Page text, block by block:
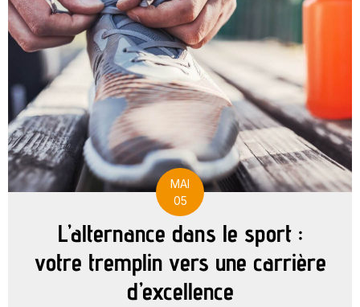
MAI
05
L’alternance dans le sport :
votre tremplin vers une carrière
d’excellence